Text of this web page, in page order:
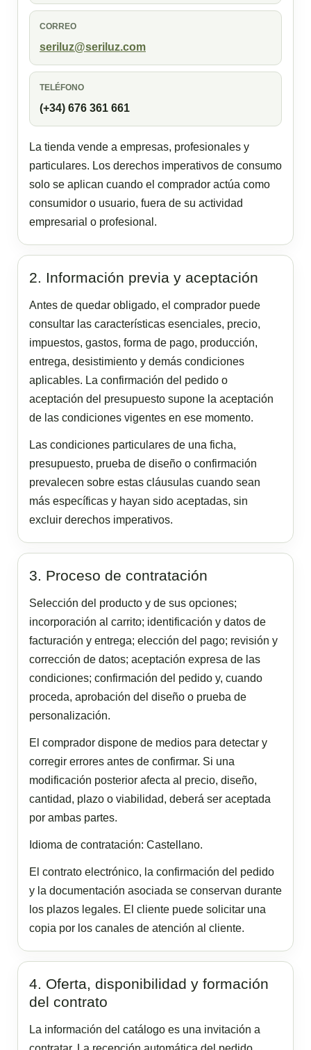
CORREO
seriluz@seriluz.com
TELÉFONO
(+34) 676 361 661
La tienda vende a empresas, profesionales y
particulares. Los derechos imperativos de consumo
solo se aplican cuando el comprador actúa como
consumidor o usuario, fuera de su actividad
empresarial o profesional.
2. Información previa y aceptación
Antes de quedar obligado, el comprador puede
consultar las características esenciales, precio,
impuestos, gastos, forma de pago, producción,
entrega, desistimiento y demás condiciones
aplicables. La confirmación del pedido o
aceptación del presupuesto supone la aceptación
de las condiciones vigentes en ese momento.
Las condiciones particulares de una ficha,
presupuesto, prueba de diseño o confirmación
prevalecen sobre estas cláusulas cuando sean
más específicas y hayan sido aceptadas, sin
excluir derechos imperativos.
3. Proceso de contratación
Selección del producto y de sus opciones;
incorporación al carrito; identificación y datos de
facturación y entrega; elección del pago; revisión y
corrección de datos; aceptación expresa de las
condiciones; confirmación del pedido y, cuando
proceda, aprobación del diseño o prueba de
personalización.
El comprador dispone de medios para detectar y
corregir errores antes de confirmar. Si una
modificación posterior afecta al precio, diseño,
cantidad, plazo o viabilidad, deberá ser aceptada
por ambas partes.
Idioma de contratación: Castellano.
El contrato electrónico, la confirmación del pedido
y la documentación asociada se conservan durante
los plazos legales. El cliente puede solicitar una
copia por los canales de atención al cliente.
4. Oferta, disponibilidad y formación
del contrato
La información del catálogo es una invitación a